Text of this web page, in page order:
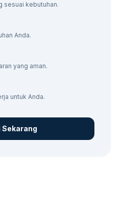
google ads Sidoarjo
sesuai kebutuhan.
Anda.
yang aman.
untuk Anda.
Sekarang